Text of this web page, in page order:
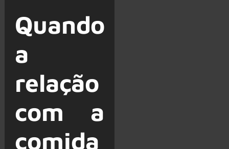
Quando
a
relação
com a
comida